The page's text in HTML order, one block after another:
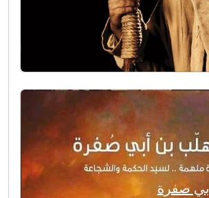
صفرة